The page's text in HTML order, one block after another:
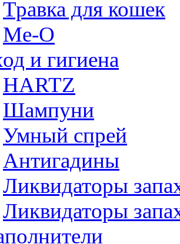
Травка для кошек
Ме-О
и гигиена
HARTZ
Шампуни
Умный спрей
Антигадины
Ликвидаторы
Ликвидаторы